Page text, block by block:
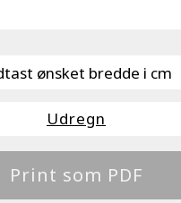
Udregn
Print som PDF